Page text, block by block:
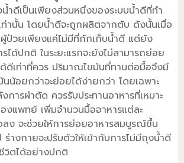
ำดีเป็นเพียงส่วนหนึ่งของระบบน้ำดีที่ทำ
านั้น โดยน้ำดีจะถูกผลิตจากตับ ดังนั้นเมื่อ
ป่วยเพียงแค่ไม่มีที่กักเก็บน้ำดี แต่ยัง
ได้ปกติ ในระยะแรกจะยังไม่สามารถย่อย
ดีเท่าที่ควร ปริมาณไขมันที่ทานต่อมื้อจึงมี
น้อยกว่าจะย่อยได้ง่ายกว่า โดยเฉพาะ
การผ่าตัด ควรรับประทานอาหารที่เหมาะ
งแพทย์ เพิ่มจำนวนมื้ออาหารแต่ละ
ง จะช่วยให้การย่อยอาหารสมบูรณ์ขึ้น
ร่างกายจะปรับตัวให้เข้ากับการไม่มีถุงน้ำดี
วิตได้อย่างปกติ